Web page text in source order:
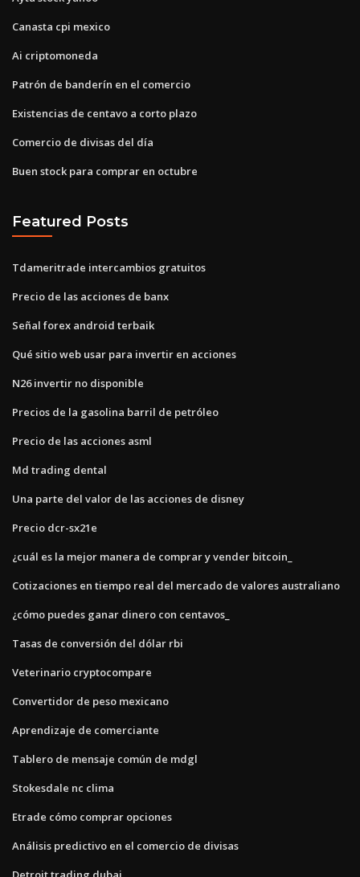
Canasta cpi mexico
Ai criptomoneda
Patrón de banderín en el comercio
Existencias de centavo a corto plazo
Comercio de divisas del día
Buen stock para comprar en octubre
Featured Posts
Tdameritrade intercambios gratuitos
Precio de las acciones de banx
Señal forex android terbaik
Qué sitio web usar para invertir en acciones
N26 invertir no disponible
Precios de la gasolina barril de petróleo
Precio de las acciones asml
Md trading dental
Una parte del valor de las acciones de disney
Precio dcr-sx21e
¿cuál es la mejor manera de comprar y vender bitcoin_
Cotizaciones en tiempo real del mercado de valores australiano
¿cómo puedes ganar dinero con centavos_
Tasas de conversión del dólar rbi
Veterinario cryptocompare
Convertidor de peso mexicano
Aprendizaje de comerciante
Tablero de mensaje común de mdgl
Stokesdale nc clima
Etrade cómo comprar opciones
Análisis predictivo en el comercio de divisas